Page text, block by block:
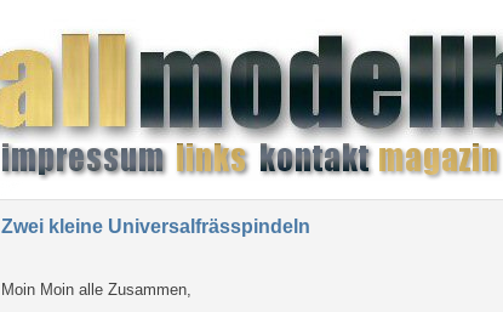
Zwei kleine Universalfrässpindeln
Moin Moin alle Zusammen,